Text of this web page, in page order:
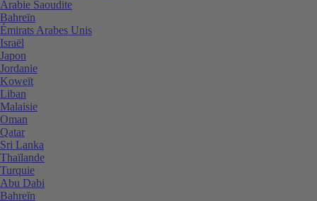
Arabie Saoudite
Bahreïn
Émirats Arabes Unis
Israël
Japon
Jordanie
Koweït
Liban
Malaisie
Oman
Qatar
Sri Lanka
Thaïlande
Turquie
Abu Dabi
Bahreïn